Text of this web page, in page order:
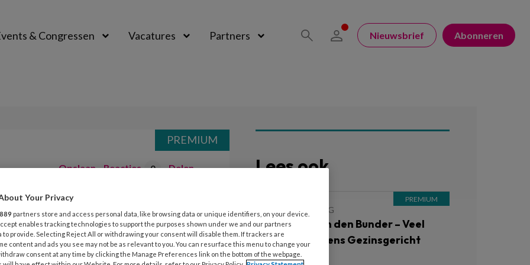
& Congressen Vacatures Partners Nieuwsbrief Abonneren
Opslaan Reacties 0 Delen
pedagoog
nummer een gesprek dat zij
PREMIUM
Lees ook
8 JUNI 2026 BLOG
Blog Ingrid van den Bunder – Veel
aandacht tijdens Gezinsgericht
Werken
Your Privacy
889 partners store and access personal data, like browsing data or unique identifiers, on your device.
enables tracking technologies to support the purposes shown under we and our partners
to provide. Selecting Reject All or withdrawing your consent will disable them. If trackers are
content and ads you see may not be as relevant to you. You can resurface this menu to change your
consent at any time by clicking the Manage Preferences link on the bottom of the webpage.